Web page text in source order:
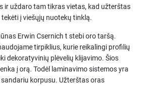
ir uždaro tam tikras vietas, kad užterštas
į viešųjų nuotekų tinklą.
Erwin Csernich t stebi oro taršą.
tirpiklius, kurie reikalingi profilių
dekoratyvinių plėvelių klijavimo. Šios
į orą. Todėl laminavimo sistemos yra
korpusu. Užterštas oras